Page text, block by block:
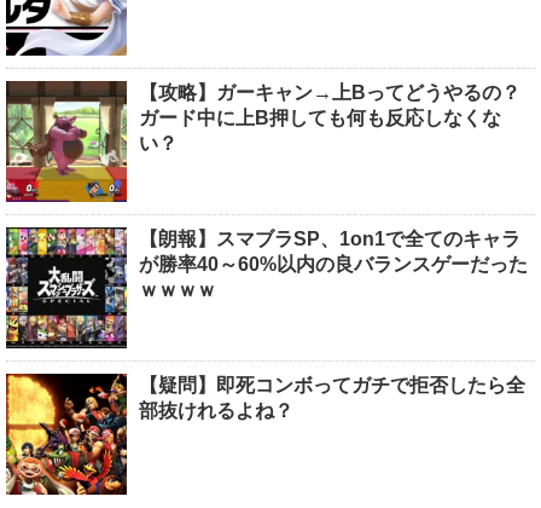
【攻略】ガーキャン→上Bってどうやるの？
ガード中に上B押しても何も反応しなくな
い？
【朗報】スマブラSP、1on1で全てのキャラ
が勝率40～60%以内の良バランスゲーだった
ｗｗｗｗ
【疑問】即死コンボってガチで拒否したら全
部抜けれるよね？